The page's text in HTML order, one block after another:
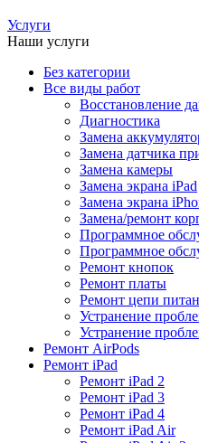
Услуги
Наши услуги
Без категории
Все виды работ
Восстановление
Диагностика
Замена
Замена датчика
Замена камеры
Замена экрана iPad
Замена экрана
Замена/ремонт
Программное
Программное
Ремонт кнопок
Ремонт платы
Ремонт цепи
Устранение
Устранение
Ремонт AirPods
Ремонт iPad
Ремонт iPad 2
Ремонт iPad 3
Ремонт iPad 4
Ремонт iPad Air